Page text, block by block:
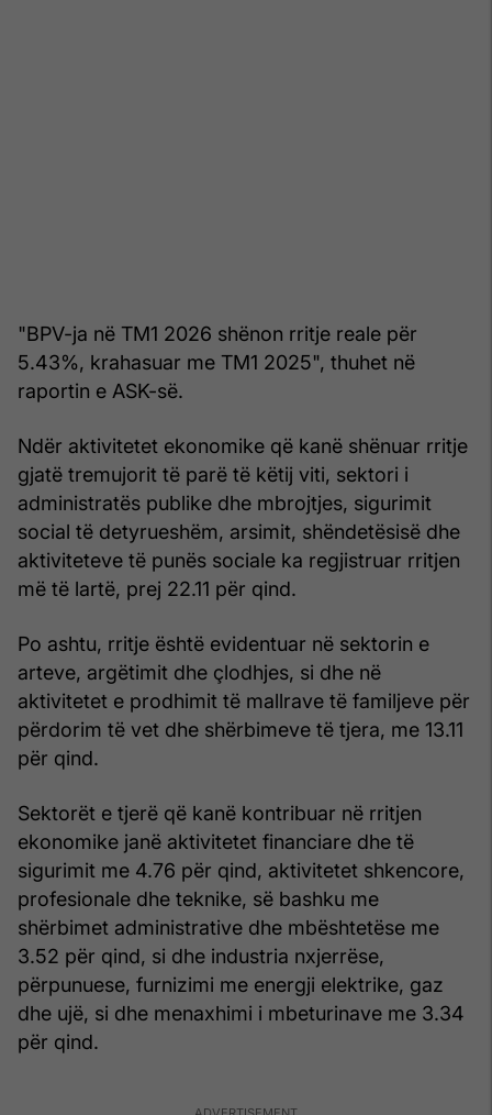
"BPV-ja në TM1 2026 shënon rritje reale për
5.43%, krahasuar me TM1 2025", thuhet në
raportin e ASK-së.
Ndër aktivitetet ekonomike që kanë shënuar rritje
gjatë tremujorit të parë të këtij viti, sektori i
administratës publike dhe mbrojtjes, sigurimit
social të detyrueshëm, arsimit, shëndetësisë dhe
aktiviteteve të punës sociale ka regjistruar rritjen
më të lartë, prej 22.11 për qind.
Po ashtu, rritje është evidentuar në sektorin e
arteve, argëtimit dhe çlodhjes, si dhe në
aktivitetet e prodhimit të mallrave të familjeve për
përdorim të vet dhe shërbimeve të tjera, me 13.11
për qind.
Sektorët e tjerë që kanë kontribuar në rritjen
ekonomike janë aktivitetet financiare dhe të
sigurimit me 4.76 për qind, aktivitetet shkencore,
profesionale dhe teknike, së bashku me
shërbimet administrative dhe mbështetëse me
3.52 për qind, si dhe industria nxjerrëse,
përpunuese, furnizimi me energji elektrike, gaz
dhe ujë, si dhe menaxhimi i mbeturinave me 3.34
për qind.